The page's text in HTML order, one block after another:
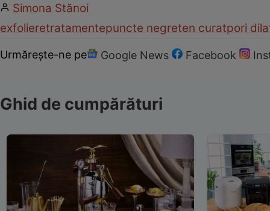
Simona Stănoi
exfolieretratamentepuncte negreten curatpori
Urmărește-ne pe Google News Facebook
Ghid de cumpărături